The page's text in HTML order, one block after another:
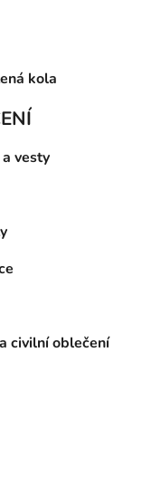
kola
vesty
civilní oblečení